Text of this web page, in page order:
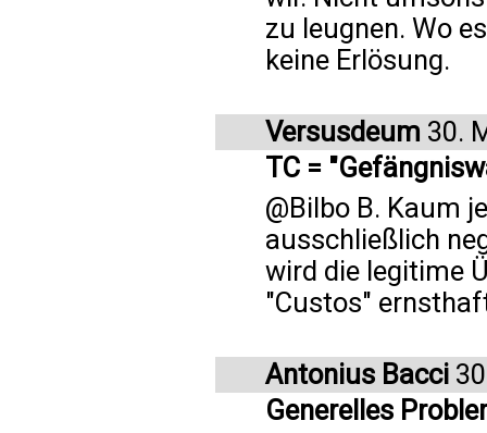
zu leugnen. Wo
keine Erlösung.
Versusdeum 30.
TC =
@Bilbo B. Kaum
ausschließlich
wird die legitime
"Custos"
Antonius Bacci
Generelles